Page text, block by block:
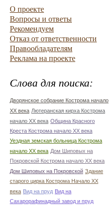
О проекте
Вопросы и ответы
Рекомендуем
Отказ от ответственности
Правообладателям
Реклама на проекте
Слова для поиска:
Дворянское собрание Кострома начало
ХХ века Лютеранская кирха Кострома
начало ХХ века Община Красного
Креста Кострома начало ХХ века
Уездная земская больница Кострома
начало ХХ века Дом Шиповых на
Покровской Кострома начало ХХ века
Дом Шиповых на Покровской Здание
старого цирка Кострома Начало ХХ
века Вид на пруд Вид на
Сахарорафинадный завод и пруд